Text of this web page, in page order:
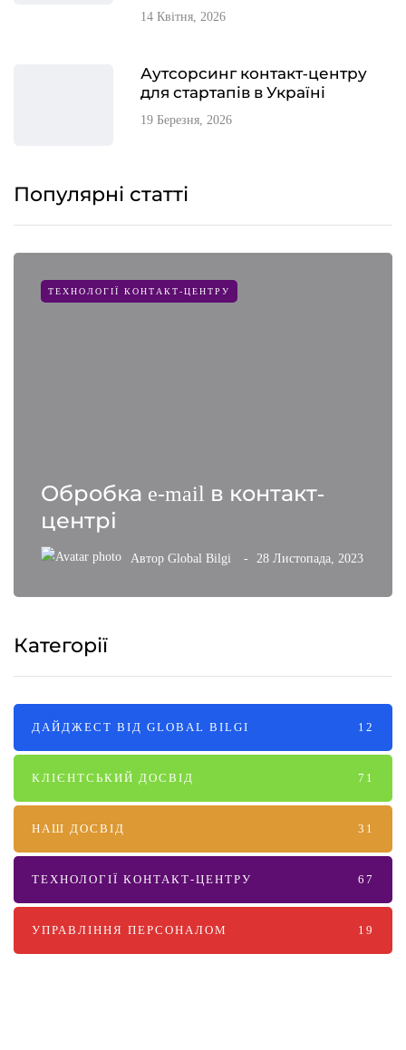
14 Квітня, 2026
Аутсорсинг контакт-центру
для стартапів в Україні
19 Березня, 2026
Популярні статті
ТЕХНОЛОГІЇ КОНТАКТ-ЦЕНТРУ
Обробка e-mail в контакт-
центрі
Автор Global Bilgi 28 Листопада, 2023
Категорії
ДАЙДЖЕСТ ВІД GLOBAL BILGI 12
КЛІЄНТСЬКИЙ ДОСВІД 71
НАШ ДОСВІД 31
ТЕХНОЛОГІЇ КОНТАКТ-ЦЕНТРУ 67
УПРАВЛІННЯ ПЕРСОНАЛОМ 19